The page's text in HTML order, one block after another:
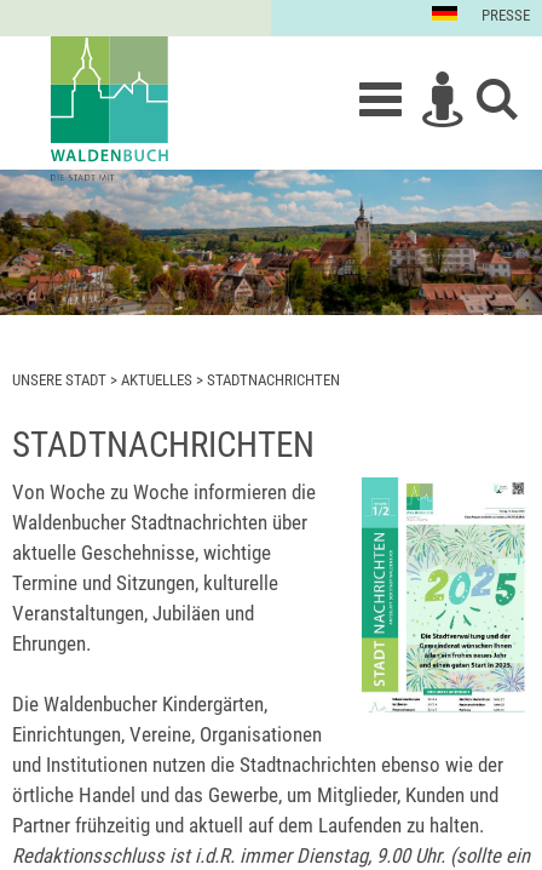
PRESSE
UNSERE STADT > AKTUELLES > STADTNACHRICHTEN
STADTNACHRICHTEN
Von Woche zu Woche informieren die
Waldenbucher Stadtnachrichten über
aktuelle Geschehnisse, wichtige
Termine und Sitzungen, kulturelle
Veranstaltungen, Jubiläen und
Ehrungen.
Die Waldenbucher Kindergärten,
Einrichtungen, Vereine, Organisationen
und Institutionen nutzen die Stadtnachrichten ebenso wie der
örtliche Handel und das Gewerbe, um Mitglieder, Kunden und
Partner frühzeitig und aktuell auf dem Laufenden zu halten.
Redaktionsschluss ist i.d.R. immer Dienstag, 9.00 Uhr. (sollte ein